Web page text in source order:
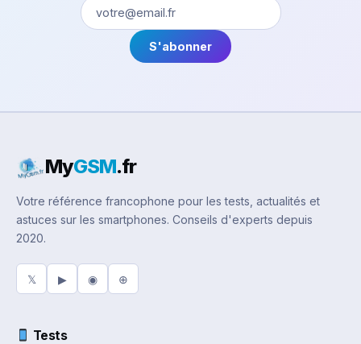
S'abonner
MyGSM.fr
Votre référence francophone pour les tests, actualités et
astuces sur les smartphones. Conseils d'experts depuis
2020.
𝕏 ▶ ◉ ⊕
Tests